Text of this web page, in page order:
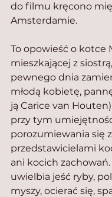
do filmu kręcono
Amsterdamie.
To opowieść o kotce
mieszkającej z
pewnego dnia
młodą kobietę,
ją Carice van
przy tym
porozumiewania się z
przedstawicielami
ani kocich zachowań.
uwielbia jeść ryby,
myszy, ocierać się,